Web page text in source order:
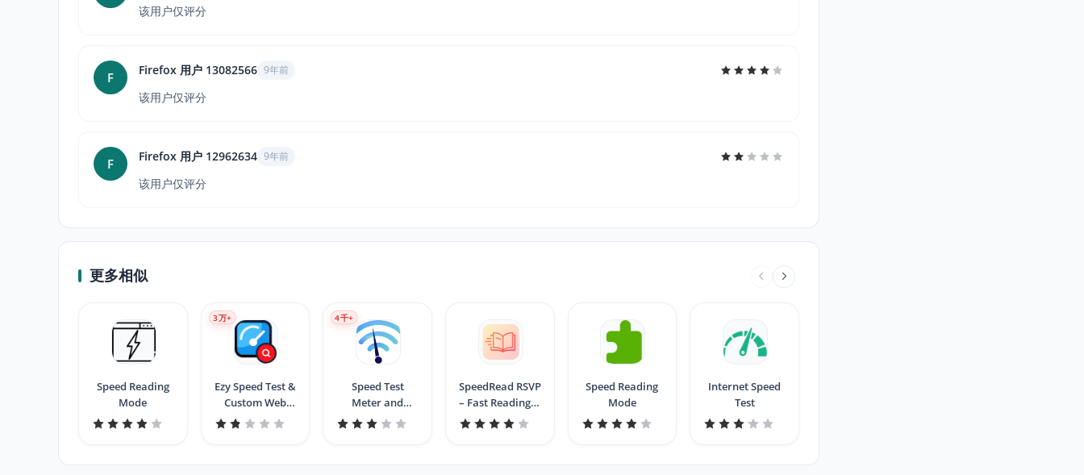
该用户仅评分
F Firefox 用户 13082566 9年前
该用户仅评分
F Firefox 用户 12962634 9年前
该用户仅评分
更多相似
Speed Reading
Mode
Ezy Speed Test &
Custom Web
Search
3万+
Speed Test
Meter and
Search
4千+
SpeedRead RSVP
– Fast Reading &
Focus Tool
Speed Reading
Mode
Internet Speed
Test